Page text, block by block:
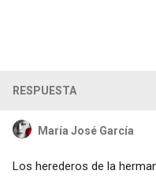
RESPUESTA
María José García
Los herederos de la